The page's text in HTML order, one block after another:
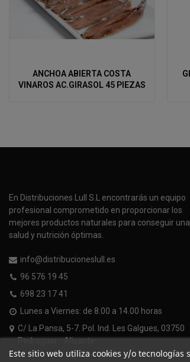
ANCHOA ABIERTA COSTA
VINAROS AC.GIRASOL 45 PIEZAS
En Distribuciones Lull S.L encontrarás un equipo
profesional comprometido en proporcionar los
mejores productos naturales para conseguir una
salud y nutrición óptimas.
info@distribucioneslull.es
96 576 19 45
698 23 17 41
Lunes a Viernes: de 8.00 a 14.00 horas
C/ La Pansa, 5-7. Pol. Ind. Les Galgues, 03750
Pedreguer - Alicante
Este sitio web utiliza cookies y/o